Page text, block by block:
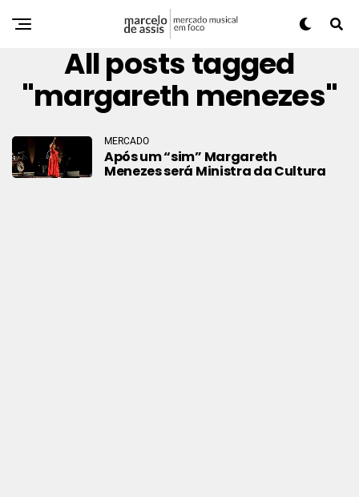
All posts tagged
"margareth menezes"
MERCADO
Após um “sim” Margareth
Menezes será Ministra da Cultura